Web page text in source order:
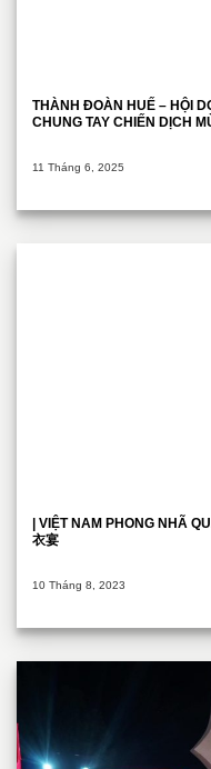
THÀNH ĐOÀN HUẾ – HỘI
CHUNG TAY CHIẾN DỊCH
11 Tháng 6, 2025
| VIỆT NAM PHONG NHÃ
衣宴
10 Tháng 8, 2023